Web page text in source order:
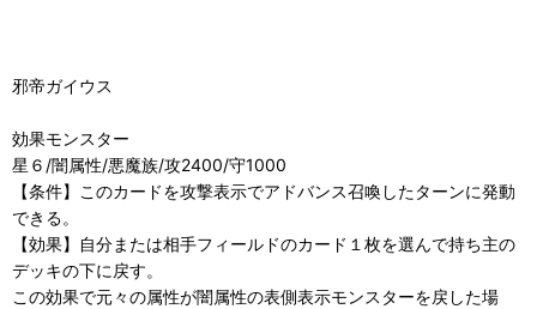
邪帝ガイウス
効果モンスター
星６/闇属性/悪魔族/攻2400/守1000
【条件】このカードを攻撃表示でアドバンス召喚したターンに発動
できる。
【効果】自分または相手フィールドのカード１枚を選んで持ち主の
デッキの下に戻す。
この効果で元々の属性が闇属性の表側表示モンスターを戻した場